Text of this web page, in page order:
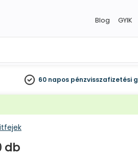
Blog GYIK
60 napos pénzvisszafizetési
db